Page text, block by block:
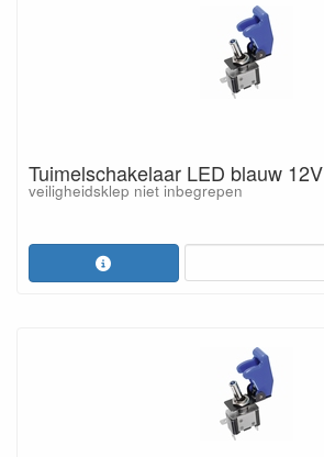
Tuimelschakelaar LED blauw 12V
veiligheidsklep niet inbegrepen